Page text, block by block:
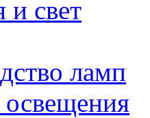
и свет
ламп